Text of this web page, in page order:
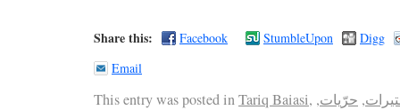
Share this: Facebook StumbleUpon
Digg
Email
This entry was posted inTariq Baiasi, , حرّيات,